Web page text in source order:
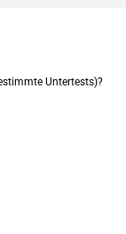
Untertests)?